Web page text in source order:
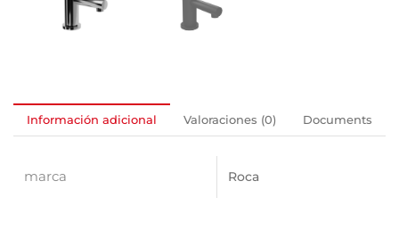
Información adicional Valoraciones (0) Documents
marca Roca